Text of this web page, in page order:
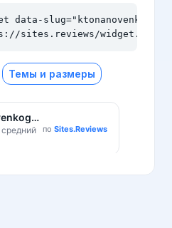
data-
sites.reviews/widget.js"
Темы и размеры